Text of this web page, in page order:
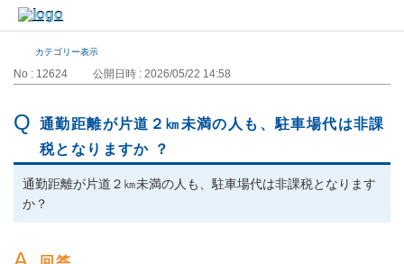
カテゴリー表示
No : 12624 公開日時 : 2026/05/22 14:58
通勤距離が片道２㎞未満の人も、駐車場代は非課
税となりますか ？
通勤距離が片道２㎞未満の人も、駐車場代は非課税となります
か ？